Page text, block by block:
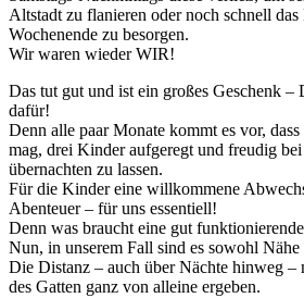
Altstadt zu flanieren oder noch schnell das
Wochenende zu besorgen.
Wir waren wieder WIR!
Das tut gut und ist ein großes Geschenk –
dafür!
Denn alle paar Monate kommt es vor,
mag, drei Kinder aufgeregt und freudig
übernachten zu lassen.
Für die Kinder eine willkommene
Abenteuer – für uns essentiell!
Denn was braucht eine gut
Nun, in unserem Fall sind es sowohl Nähe
Die Distanz – auch über Nächte hinweg –
des Gatten ganz von alleine ergeben.